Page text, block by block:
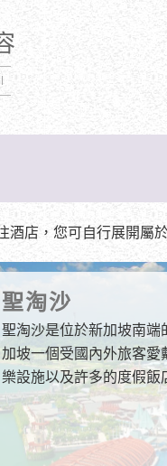
店，您可自行展開屬
聖淘沙
聖淘沙是位於新加坡南
加坡一個受國內外旅客
樂設施以及許多的度假